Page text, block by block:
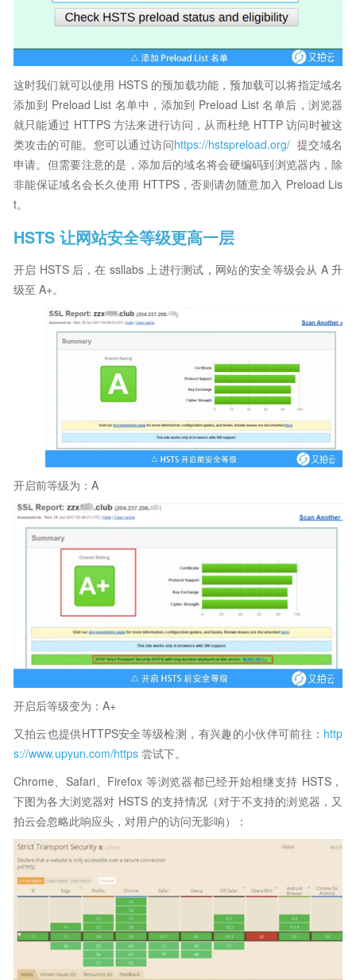
这时我们就可以使用 HSTS 的预加载功能，预加载可以将指定域名
添加到 Preload List 名单中，添加到 Preload List 名单后，浏览器
就只能通过 HTTPS 方法来进行访问，从而杜绝 HTTP 访问时被这
类攻击的可能。您可以通过访问https://hstspreload.org/ 提交域名
申请。但需要注意的是，添加后的域名将会硬编码到浏览器内，除
非能保证域名会长久使用 HTTPS，否则请勿随意加入 Preload Lis
t。
HSTS 让网站安全等级更高一层
开启 HSTS 后，在 ssllabs 上进行测试，网站的安全等级会从 A 升
级至 A+。
开启前等级为：A
开启后等级变为：A+
又拍云也提供HTTPS安全等级检测，有兴趣的小伙伴可前往： http
s://www.upyun.com/https尝试下。
Chrome、Safari、Firefox 等浏览器都已经开始相继支持 HSTS，
下图为各大浏览器对 HSTS 的支持情况（对于不支持的浏览器，又
拍云会忽略此响应头，对用户的访问无影响）：